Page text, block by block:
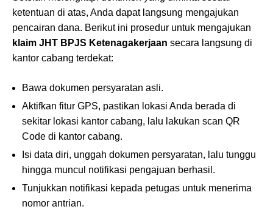
ketentuan di atas, Anda dapat langsung mengajukan
pencairan dana. Berikut ini prosedur untuk mengajukan
klaim JHT BPJS Ketenagakerjaan secara langsung di
kantor cabang terdekat:
Bawa dokumen persyaratan asli.
Aktifkan fitur GPS, pastikan lokasi Anda berada di
sekitar lokasi kantor cabang, lalu lakukan scan QR
Code di kantor cabang.
Isi data diri, unggah dokumen persyaratan, lalu tunggu
hingga muncul notifikasi pengajuan berhasil.
Tunjukkan notifikasi kepada petugas untuk menerima
nomor antrian.